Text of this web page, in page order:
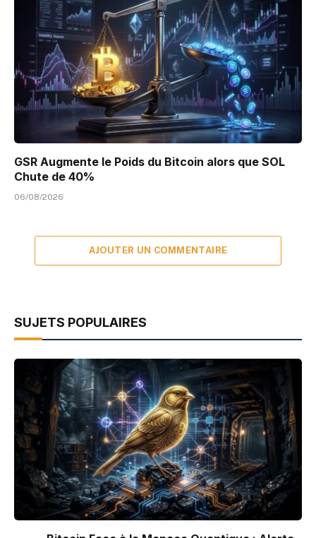
GSR Augmente le Poids du Bitcoin alors que SOL
Chute de 40%
06/08/2026
AJOUTER UN COMMENTAIRE
SUJETS POPULAIRES